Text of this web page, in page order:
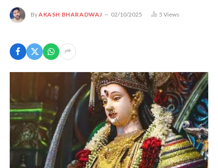
By AKASH BHARADWAJ 02/10/2025 5 Views